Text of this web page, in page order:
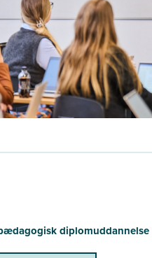
diplomuddannelse